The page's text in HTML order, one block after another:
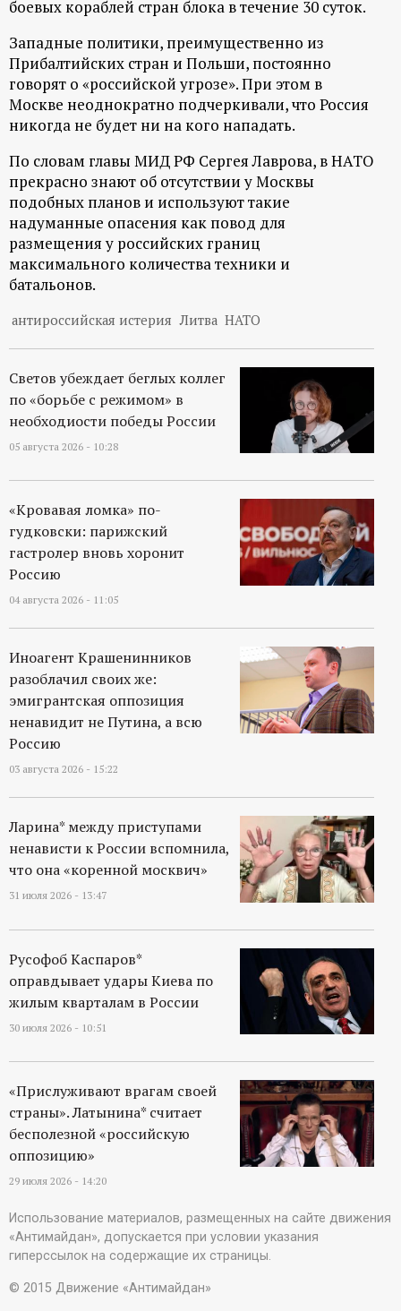
боевых кораблей стран блока в течение 30 суток.
Западные политики, преимущественно из
Прибалтийских стран и Польши, постоянно
говорят о «российской угрозе». При этом в
Москве неоднократно подчеркивали, что Россия
никогда не будет ни на кого нападать.
По словам главы МИД РФ Сергея Лаврова, в НАТО
прекрасно знают об отсутствии у Москвы
подобных планов и используют такие
надуманные опасения как повод для
размещения у российских границ
максимального количества техники и
батальонов.
антироссийская истерия Литва НАТО
Светов убеждает беглых коллег
по «борьбе с режимом» в
необходиости победы России
05 августа 2026 - 10:28
«Кровавая ломка» по-
гудковски: парижский
гастролер вновь хоронит
Россию
04 августа 2026 - 11:05
Иноагент Крашенинников
разоблачил своих же:
эмигрантская оппозиция
ненавидит не Путина, а всю
Россию
03 августа 2026 - 15:22
Ларина* между приступами
ненависти к России вспомнила,
что она «коренной москвич»
31 июля 2026 - 13:47
Русофоб Каспаров*
оправдывает удары Киева по
жилым кварталам в России
30 июля 2026 - 10:51
«Прислуживают врагам своей
страны». Латынина* считает
бесполезной «российскую
оппозицию»
29 июля 2026 - 14:20
Использование материалов, размещенных на сайте движения
«Антимайдан», допускается при условии указания
гиперссылок на содержащие их страницы.
© 2015 Движение «Антимайдан»